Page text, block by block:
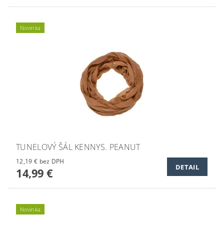
Novinka
TUNELOVÝ ŠÁL KENNYS. PEANUT
12,19 € bez DPH
14,99 € DETAIL
Novinka